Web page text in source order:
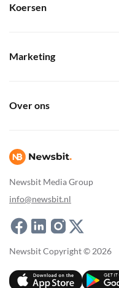
Newsbit Media Group
info@newsbit.nl
Koersen
Marketing
Over ons
Newsbit Copyright © 2026